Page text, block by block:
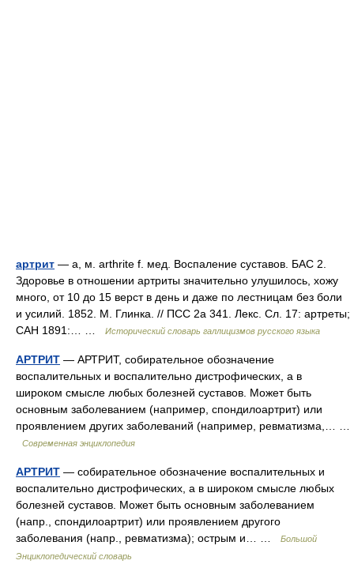
артрит — а, м. arthrite f. мед. Воспаление суставов. БАС 2.
Здоровье в отношении артриты значительно улушилось, хожу
много, от 10 до 15 верст в день и даже по лестницам без боли
и усилий. 1852. М. Глинка. // ПСС 2а 341. Лекс. Сл. 17: артреты;
САН 1891:… …
Исторический словарь галлицизмов русского языка
АРТРИТ — АРТРИТ, собирательное обозначение
воспалительных и воспалительно дистрофических, а в
широком смысле любых болезней суставов. Может быть
основным заболеванием (например, спондилоартрит) или
проявлением других заболеваний (например, ревматизма,… …
Современная энциклопедия
АРТРИТ — собирательное обозначение воспалительных и
воспалительно дистрофических, а в широком смысле любых
болезней суставов. Может быть основным заболеванием
(напр., спондилоартрит) или проявлением другого
заболевания (напр., ревматизма); острым и… …
Большой
Энциклопедический словарь